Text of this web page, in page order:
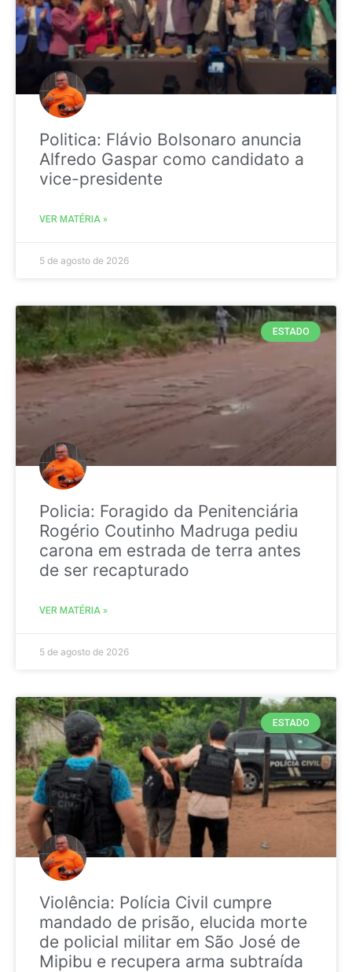
Politica: Flávio Bolsonaro anuncia
Alfredo Gaspar como candidato a
vice-presidente
VER MATÉRIA »
5 de agosto de 2026
ESTADO
Policia: Foragido da Penitenciária
Rogério Coutinho Madruga pediu
carona em estrada de terra antes
de ser recapturado
VER MATÉRIA »
5 de agosto de 2026
ESTADO
Violência: Polícia Civil cumpre
mandado de prisão, elucida morte
de policial militar em São José de
Mipibu e recupera arma subtraída